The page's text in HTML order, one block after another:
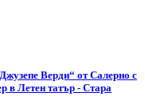
Верди“ от Салерно с
в Летен татър - Стара